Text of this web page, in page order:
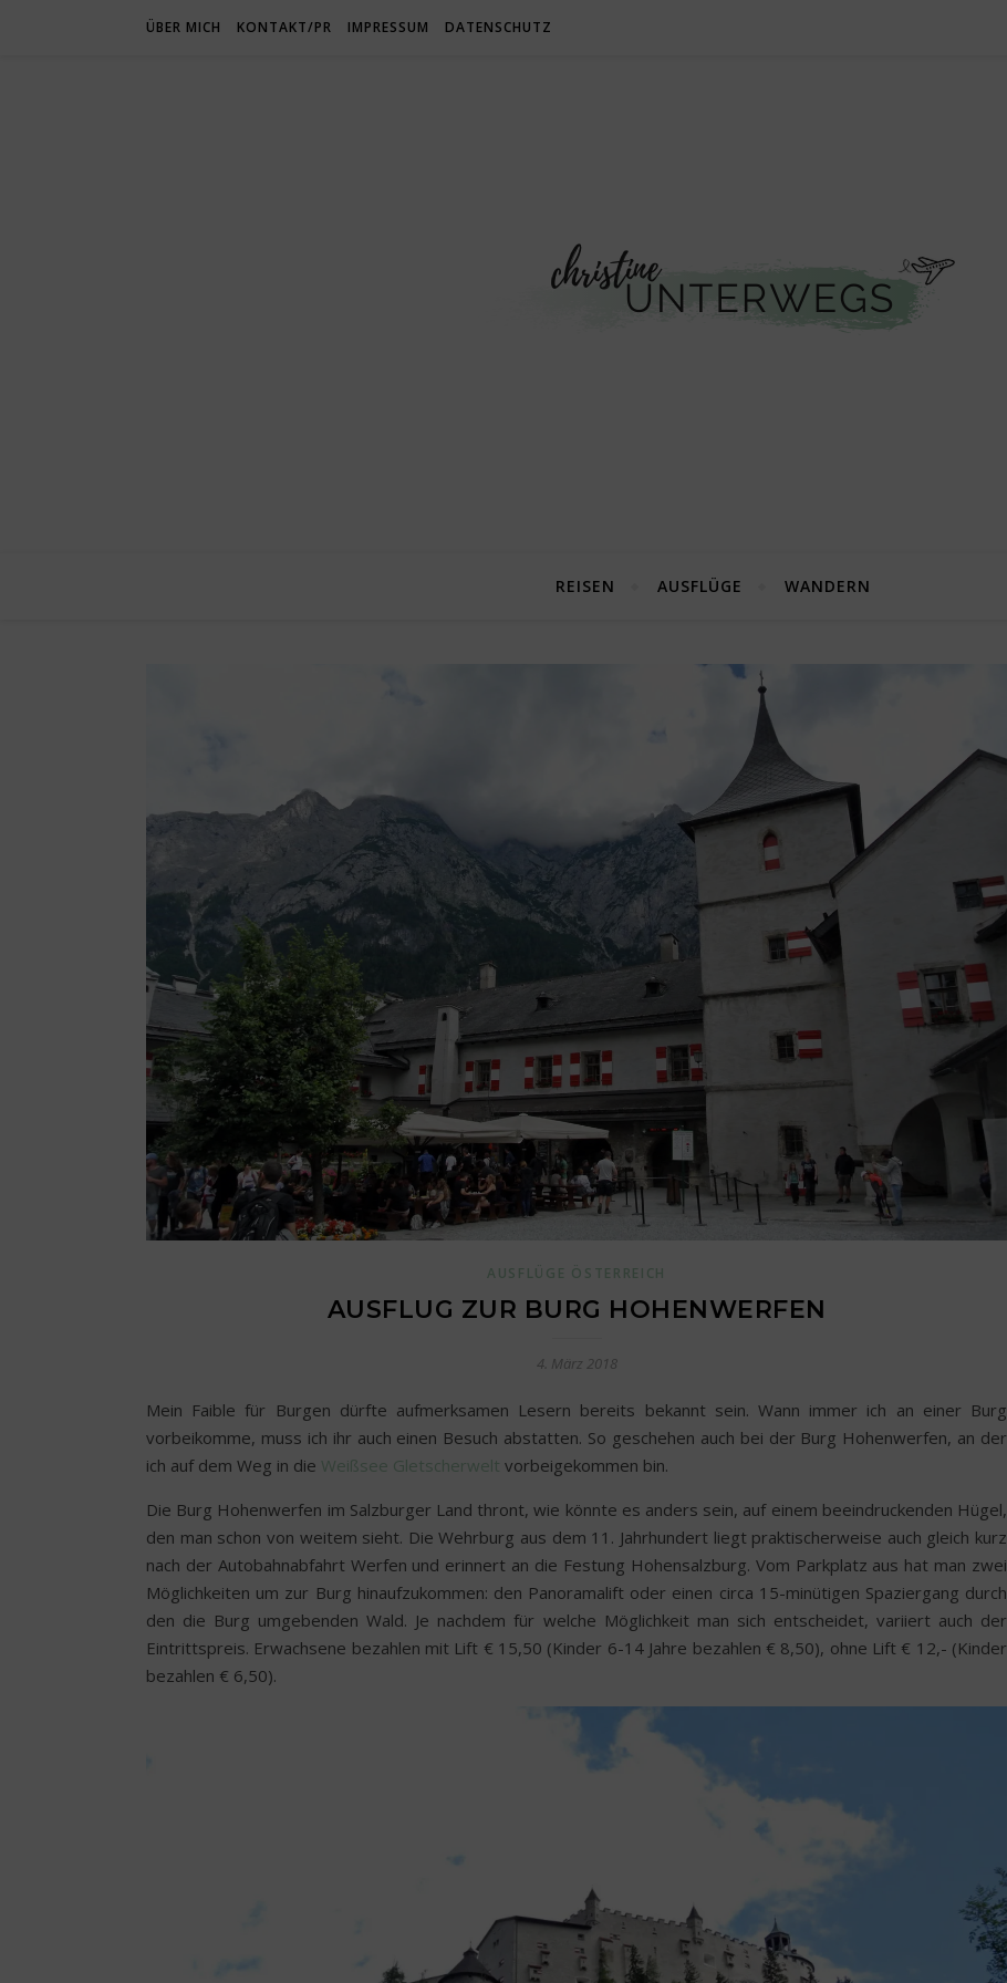
ÜBER MICH KONTAKT/PR IMPRESSUM DATENSCHUTZ
REISEN AUSFLÜGE WANDERN
AUSFLÜGE ÖSTERREICH
AUSFLUG ZUR BURG HOHENWERFEN
4. März 2018
Mein Faible für Burgen dürfte aufmerksamen Lesern bereits bekannt sein. Wann immer ich an einer Burg
vorbeikomme, muss ich ihr auch einen Besuch abstatten. So geschehen auch bei der Burg Hohenwerfen, an der
ich auf dem Weg in die Weißsee Gletscherwelt vorbeigekommen bin.
Die Burg Hohenwerfen im Salzburger Land thront, wie könnte es anders sein, auf einem beeindruckenden Hügel,
den man schon von weitem sieht. Die Wehrburg aus dem 11. Jahrhundert liegt praktischerweise auch gleich kurz
nach der Autobahnabfahrt Werfen und erinnert an die Festung Hohensalzburg. Vom Parkplatz aus hat man zwei
Möglichkeiten um zur Burg hinaufzukommen: den Panoramalift oder einen circa 15-minütigen Spaziergang durch
den die Burg umgebenden Wald. Je nachdem für welche Möglichkeit man sich entscheidet, variiert auch der
Eintrittspreis. Erwachsene bezahlen mit Lift € 15,50 (Kinder 6-14 Jahre bezahlen € 8,50), ohne Lift € 12,- (Kinder
bezahlen € 6,50).